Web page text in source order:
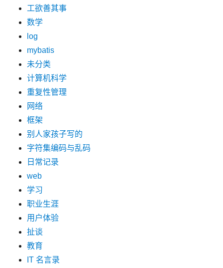
工欲善其事
数学
log
mybatis
未分类
计算机科学
重复性管理
网络
框架
别人家孩子写的
字符集编码与乱码
日常记录
web
学习
职业生涯
用户体验
扯谈
教育
IT 名言录